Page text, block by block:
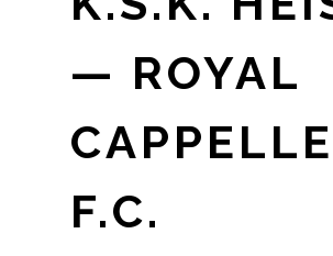
— ROYAL
F.C.